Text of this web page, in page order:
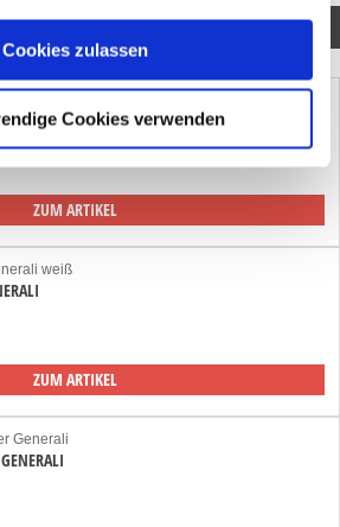
Cookies zulassen
Cookies verwenden
GEKAUFT HABEN, HABEN AUCH
ZUM ARTIKEL
ZUM ARTIKEL